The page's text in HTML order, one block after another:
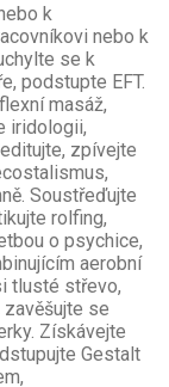
k
nebo k
se k
podstupte EFT.
masáž,
iridologii,
zpívejte
Soustřeďujte
rolfing,
o psychice,
aerobní
tlusté střevo,
se
Získávejte
Gestalt